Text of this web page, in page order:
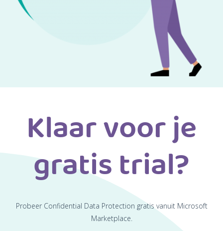
Klaar voor je
gratis trial?
Probeer Confidential Data Protection gratis vanuit Microsoft
Marketplace.